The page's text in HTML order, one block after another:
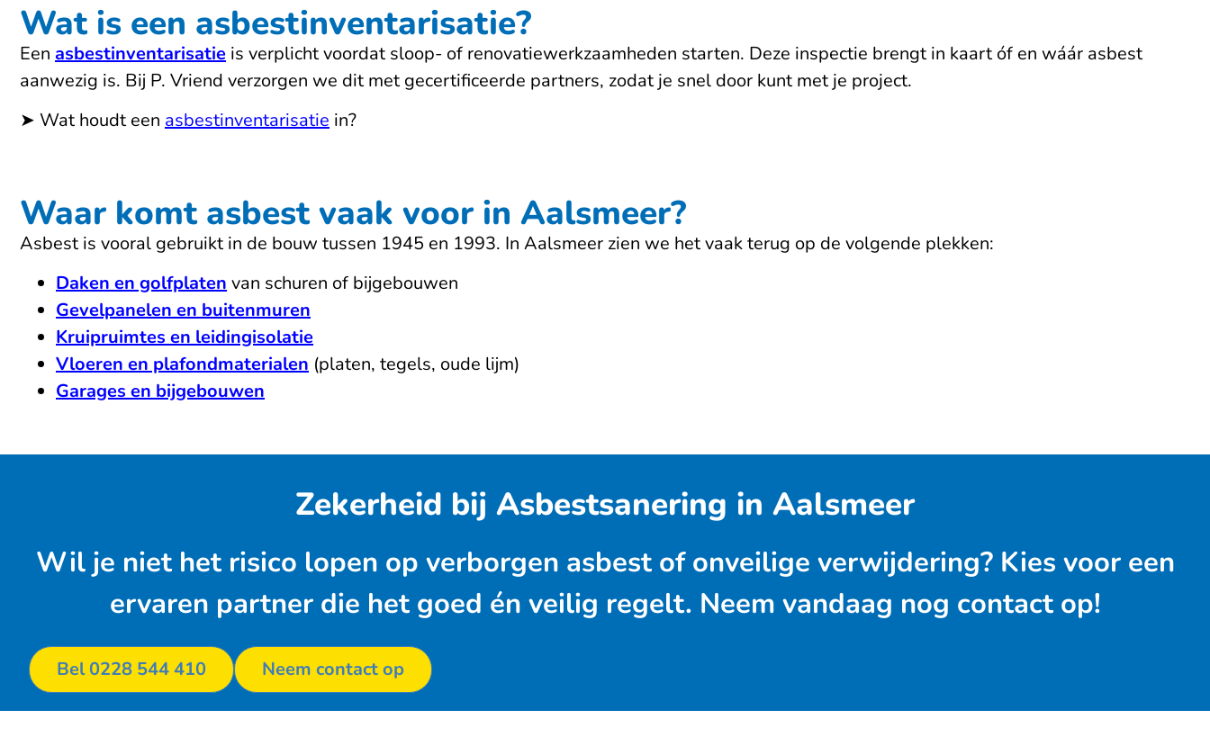
Wat is een asbestinventarisatie?
Een asbestinventarisatie is verplicht voordat sloop- of renovatiewerkzaamheden starten. Deze inspectie brengt in kaart óf en wáár asbest
aanwezig is. Bij P. Vriend verzorgen we dit met gecertificeerde partners, zodat je snel door kunt met je project.
➤ Wat houdt een asbestinventarisatie in?
Waar komt asbest vaak voor in Aalsmeer?
Asbest is vooral gebruikt in de bouw tussen 1945 en 1993. In Aalsmeer zien we het vaak terug op de volgende plekken:
Daken en golfplaten van schuren of bijgebouwen
Gevelpanelen en buitenmuren
Kruipruimtes en leidingisolatie
Vloeren en plafondmaterialen (platen, tegels, oude lijm)
Garages en bijgebouwen
Zekerheid bij Asbestsanering in Aalsmeer
Wil je niet het risico lopen op verborgen asbest of onveilige verwijdering? Kies voor een
ervaren partner die het goed én veilig regelt. Neem vandaag nog contact op!
Bel 0228 544 410 Neem contact op